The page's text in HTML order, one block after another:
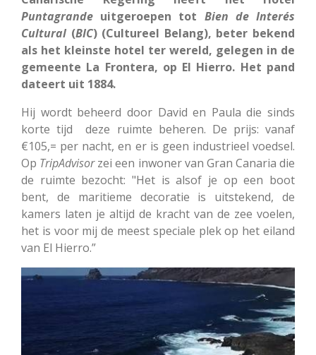
Puntagrande uitgeroepen tot Bien de Interés
Cultural (BIC) (Cultureel Belang), beter bekend
als het kleinste hotel ter wereld, gelegen in de
gemeente La Frontera, op El Hierro. Het pand
dateert uit 1884.
Hij wordt beheerd door David en Paula die sinds
korte tijd deze ruimte beheren. De prijs: vanaf
€105,= per nacht, en er is geen industrieel voedsel.
Op TripAdvisorzei een inwoner van Gran Canaria die
de ruimte bezocht: "Het is alsof je op een boot
bent, de maritieme decoratie is uitstekend, de
kamers laten je altijd de kracht van de zee voelen,
het is voor mij de meest speciale plek op het eiland
van El Hierro.”